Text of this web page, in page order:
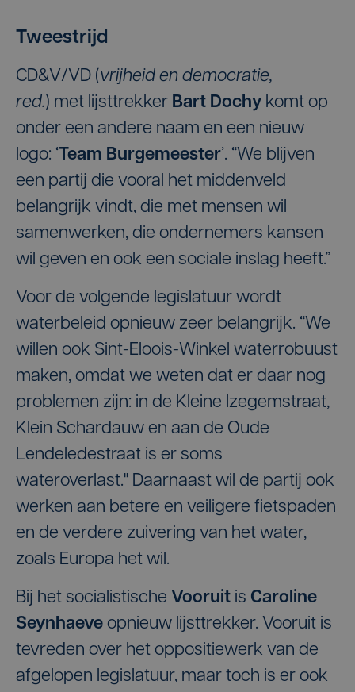
20 Vandoorne Roy
19 Geldhof Sybille
20 Dewulf Gerda
21 Corneillie Wally
Tweestrijd
CD&V/VD (vrijheid en democratie,
red.) met lijsttrekker Bart Dochy komt op
onder een andere naam en een nieuw
logo: ‘Team Burgemeester’. “We blijven
een partij die vooral het middenveld
belangrijk vindt, die met mensen wil
samenwerken, die ondernemers kansen
wil geven en ook een sociale inslag heeft.”
Voor de volgende legislatuur wordt
waterbeleid opnieuw zeer belangrijk. “We
willen ook Sint-Eloois-Winkel waterrobuust
maken, omdat we weten dat er daar nog
problemen zijn: in de Kleine Izegemstraat,
Klein Schardauw en aan de Oude
Lendeledestraat is er soms
wateroverlast." Daarnaast wil de partij ook
werken aan betere en veiligere fietspaden
en de verdere zuivering van het water,
zoals Europa het wil.
Bij het socialistische Vooruit is Caroline
Seynhaeve opnieuw lijsttrekker. Vooruit is
tevreden over het oppositiewerk van de
afgelopen legislatuur, maar toch is er ook